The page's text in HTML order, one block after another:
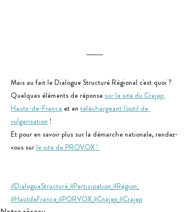
Mais au fait le Dialogue Structuré Régional c'est quoi ?
Quelques éléments de réponse sur le site du Crajep
Hauts-de-France et en téléchargeant l'outil de
vulgarisation !
Et pour en savoir plus sur la démarche nationale, rendez-
vous sur le site de PROVOX !
#DialogueStructuré#Participation #Région
#HautdeFrance#PORVOX#Cnajep#Crajep